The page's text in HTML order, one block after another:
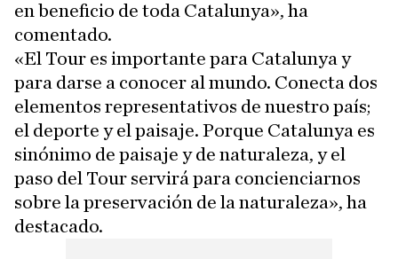
en beneficio de toda Catalunya», ha
comentado.
«El Tour es importante para Catalunya y
para darse a conocer al mundo. Conecta dos
elementos representativos de nuestro país;
el deporte y el paisaje. Porque Catalunya es
sinónimo de paisaje y de naturaleza, y el
paso del Tour servirá para concienciarnos
sobre la preservación de la naturaleza», ha
destacado.